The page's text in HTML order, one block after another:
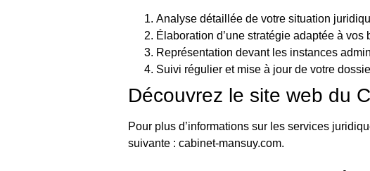
Analyse détaillée de votre situation
Élaboration d’une stratégie adaptée à vos
Représentation devant les instances
Suivi régulier et mise à jour de votre
Découvrez le site web du
Pour plus d’informations sur les services
suivante : cabinet-mansuy.com.